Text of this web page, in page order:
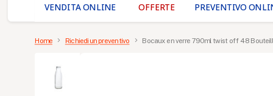
VENDITA ONLINE OFFERTE PREVENTIVO
Home Richiedi un preventivo Bocaux en verre 790ml twist off 48